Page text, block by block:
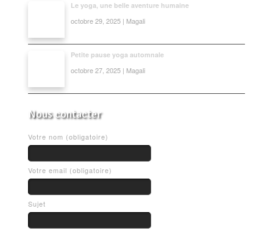
Le yoga, une belle aventure humaine
octobre 29, 2025 | Magali
Petite pause yoga automnale
octobre 27, 2025 | Magali
Nous contacter
Votre nom (obligatoire)
Votre email (obligatoire)
Sujet